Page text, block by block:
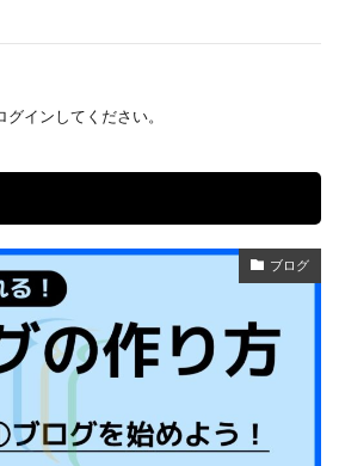
グインしてください。
ブログ